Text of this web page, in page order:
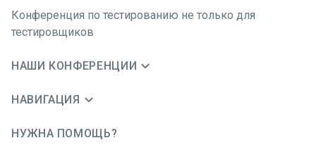
Конференция по тестированию не только для
тестировщиков
НАШИ КОНФЕРЕНЦИИ
НАВИГАЦИЯ
НУЖНА ПОМОЩЬ?